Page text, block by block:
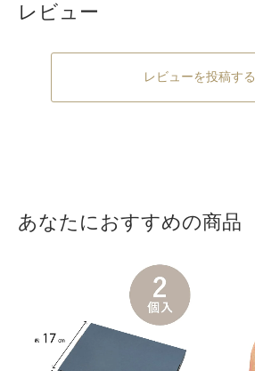
レビュー
レビューを投稿する
あなたにおすすめの商品